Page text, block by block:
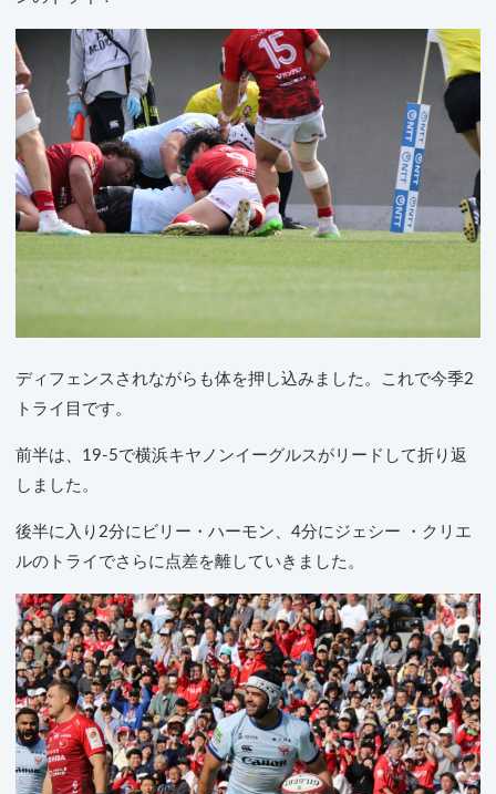
ディフェンスされながらも体を押し込みました。これで今季2
トライ目です。
前半は、19-5で横浜キヤノンイーグルスがリードして折り返
しました。
後半に入り2分にビリー・ハーモン、4分にジェシー ・クリエ
ルのトライでさらに点差を離していきました。